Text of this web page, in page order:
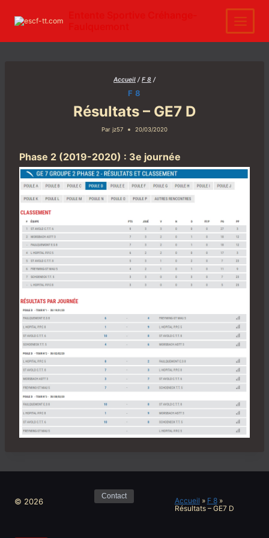
contenu
Accueil / F 8 /
F 8
Résultats – GE7 D
Par jz57 20/03/2020
Phase 2 (2019-2020) : 3e journée
© 2026
Contact
Accueil » F 8 »
Résultats – GE7 D